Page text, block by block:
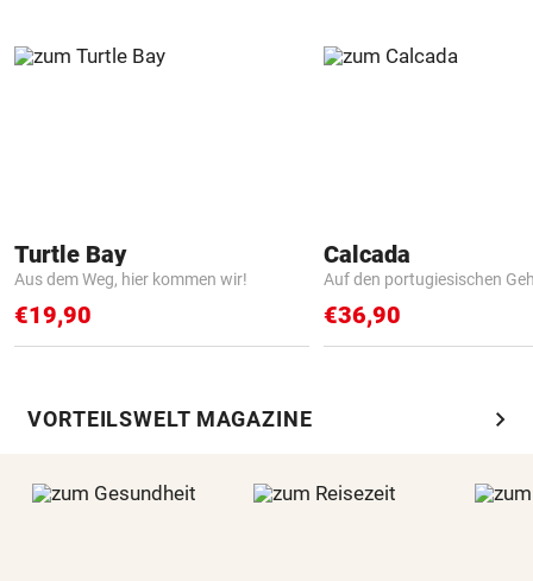
Turtle Bay
Aus dem Weg, hier kommen wir!
€19,90
Calcada
Auf den portugiesischen
€36,90
VORTEILSWELT MAGAZINE chevron_right